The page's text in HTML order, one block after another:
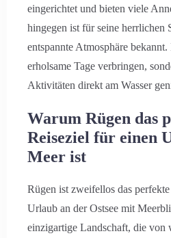
eingerichtet und bieten viele
hingegen ist für seine herrlichen
entspannte Atmosphäre
erholsame Tage verbringen,
Aktivitäten direkt am Wasser
Warum Rügen das
Reiseziel für einen
Meer ist
Rügen ist zweifellos das
Urlaub an der Ostsee mit
einzigartige Landschaft, die von